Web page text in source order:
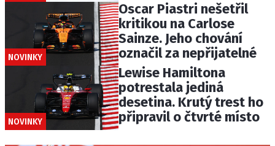
NOVINKY
Oscar Piastri nešetřil
kritikou na Carlose
Sainze. Jeho chování
označil za nepřijatelné
NOVINKY
Lewise Hamiltona
potrestala jediná
desetina. Krutý trest ho
připravil o čtvrté místo